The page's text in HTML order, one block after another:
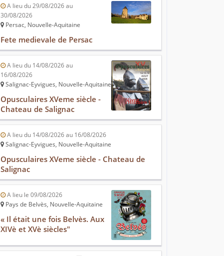
A lieu du 29/08/2026 au
30/08/2026
Persac, Nouvelle-Aquitaine
Fete medievale de Persac
A lieu du 14/08/2026 au
16/08/2026
Salignac-Eyvigues, Nouvelle-Aquitaine
Opusculaires XVeme siècle -
Chateau de Salignac
A lieu du 14/08/2026 au 16/08/2026
Salignac-Eyvigues, Nouvelle-Aquitaine
Opusculaires XVeme siècle - Chateau de
Salignac
A lieu le 09/08/2026
Pays de Belvès, Nouvelle-Aquitaine
« Il était une fois Belvès. Aux
XIVè et XVè siècles"